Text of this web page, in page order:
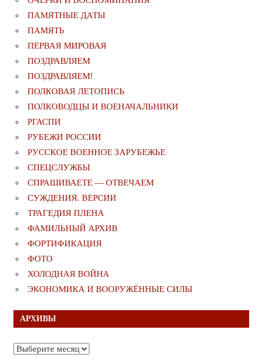
ПАМЯТНЫЕ ДАТЫ
ПАМЯТЬ
ПЕРВАЯ МИРОВАЯ
ПОЗДРАВЛЯЕМ
ПОЗДРАВЛЯЕМ!
ПОЛКОВАЯ ЛЕТОПИСЬ
ПОЛКОВОДЦЫ И ВОЕНАЧАЛЬНИКИ
РГАСПИ
РУБЕЖИ РОССИИ
РУССКОЕ ВОЕННОЕ ЗАРУБЕЖЬЕ
СПЕЦСЛУЖБЫ
СПРАШИВАЕТЕ — ОТВЕЧАЕМ
СУЖДЕНИЯ. ВЕРСИИ
ТРАГЕДИЯ ПЛЕНА
ФАМИЛЬНЫЙ АРХИВ
ФОРТИФИКАЦИЯ
ФОТО
ХОЛОДНАЯ ВОЙНА
ЭКОНОМИКА И ВООРУЖЁННЫЕ СИЛЫ
АРХИВЫ
Архивы